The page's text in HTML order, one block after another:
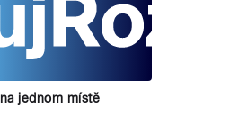
jednom místě